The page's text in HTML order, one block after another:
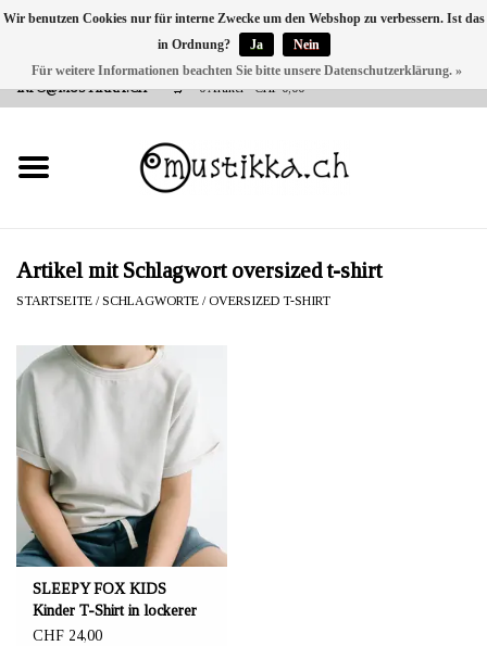
VERSANDKOSTEN 0 CHF INNERHALB CH | INT. VERSAND ÜBER
INFO@MUSTIKKA.CH
0 Artikel - CHF 0,00
NEU BEI UNS
SHOP - A PIECE OF
FINLAND FOR YOU
Artikel mit Schlagwort oversized t-shirt
STARTSEITE /SCHLAGWORTE / OVERSIZED T-SHIRT
SLEEPY FOX KIDS
Kinder T-Shirt in lockerer
Passform
CHF 24,00
Wir benutzen Cookies nur für interne Zwecke um den Webshop zu verbessern. Ist das
in Ordnung?
Ja
Nein
Für weitere Informationen beachten Sie bitte unsere Datenschutzerklärung. »